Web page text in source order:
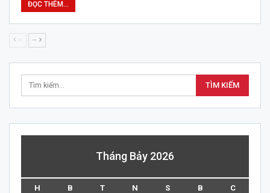
ĐỌC THÊM...
-- --
Tháng Bảy 2026
H B T N S B C